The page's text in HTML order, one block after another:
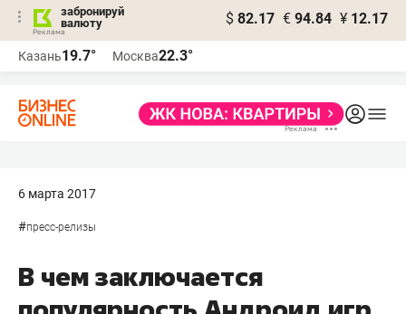
забронируй
валюту
$ 82.17 € 94.84 ¥ 12.17
Казань19.7° Москва22.3°
6 марта 2017
#пресс-релизы
В чем заключается